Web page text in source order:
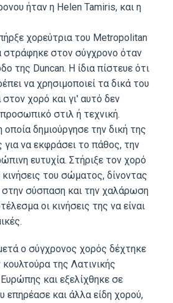
ήταν η Helen Tamiris, και η
χορεύτρια του Metropolitan
στράφηκε στον σύγχρονο όταν
της Duncan. Η ίδια πίστευε ότι
να χρησιμοποιεί τα δικά του
χορό και γι' αυτό δεν
στιλ ή τεχνική.
οποία δημιούργησε την δική της
να εκφράσει το πάθος, την
ευτυχία. Στήριξε τον χορό
του σώματος, δίνοντας
στην σύσπαση και την χαλάρωση
οι κινήσεις της να είναι
ο σύγχρονος χορός δέχτηκε
της Λατινικής
και εξελίχθηκε σε
επηρέασε και άλλα είδη χορού,